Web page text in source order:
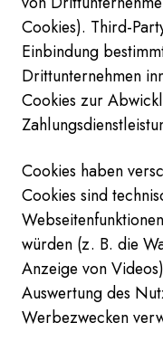
Cookies). Third-
Einbindung
Drittunternehmen
Cookies zur
Cookies haben
Cookies sind
würden (z. B. die
Anzeige von
Auswertung des
Werbezwecken